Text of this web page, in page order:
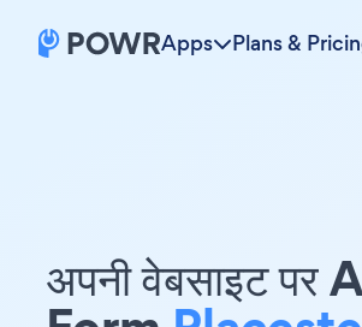
Apps Plans &
अपनी वेबसाइट